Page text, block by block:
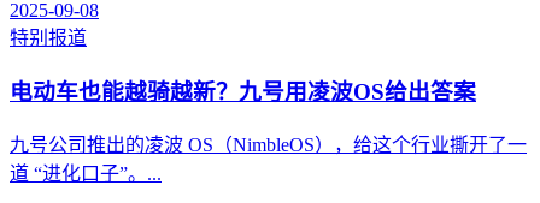
2025-09-08
特别报道
电动车也能越骑越新？九号用凌波OS给出答案
九号公司推出的凌波 OS（NimbleOS），给这个行业撕开了一
道 “进化口子”。...